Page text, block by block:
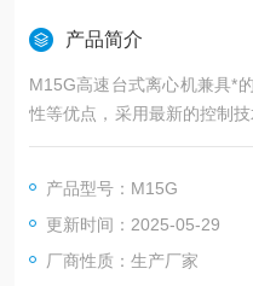
产品简介
M15G高速台式离心机兼具*
性等优点，采用最新的控制
于医学实验室、生化和分子
著。
产品型号：M15G
更新时间：2025-05-29
厂商性质：生产厂家